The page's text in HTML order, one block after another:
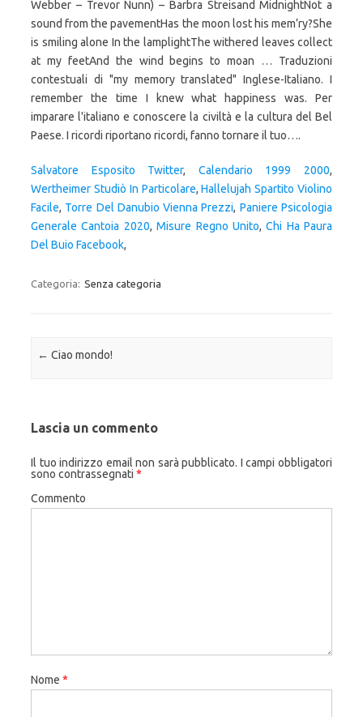
Salvatore Esposito Twitter, Calendario 1999 2000,
Wertheimer Studiò In Particolare,Hallelujah Spartito Violino
Facile, Torre Del Danubio Vienna Prezzi, Paniere Psicologia
Generale Cantoia 2020,Misure Regno Unito,Chi Ha Paura
Del Buio Facebook,
Categoria: Senza categoria
Navigazione articolo
← Ciao mondo!
Lascia un commento
Il tuo indirizzo email non sarà pubblicato. I campi obbligatori
sono contrassegnati *
Commento
Nome *